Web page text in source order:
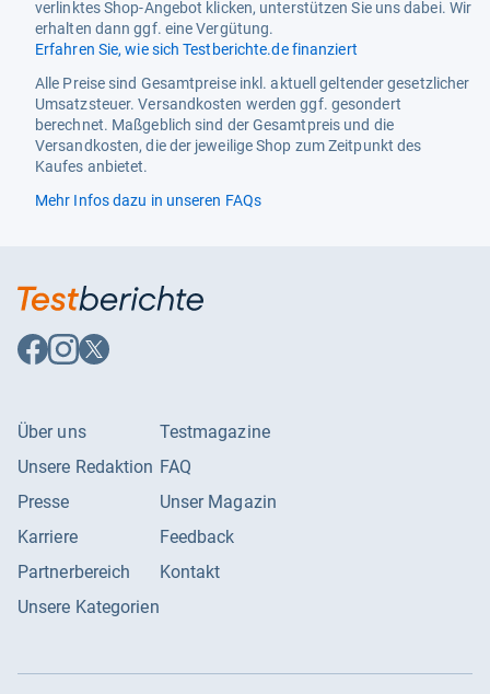
verlinktes Shop-Angebot klicken, unterstützen Sie uns dabei. Wir
erhalten dann ggf. eine Vergütung.
Erfahren Sie, wie sich Testberichte.de finanziert
Alle Preise sind Gesamtpreise inkl. aktuell geltender gesetzlicher
Umsatzsteuer. Versandkosten werden ggf. gesondert
berechnet. Maßgeblich sind der Gesamtpreis und die
Versandkosten, die der jeweilige Shop zum Zeitpunkt des
Kaufes anbietet.
Mehr Infos dazu in unseren FAQs
Auf
Facebook
Auf
Instagram
Auf
X
Über uns
Unsere Redaktion
Presse
Karriere
Partnerbereich
Unsere Kategorien
Testmagazine
FAQ
Unser Magazin
Feedback
Kontakt